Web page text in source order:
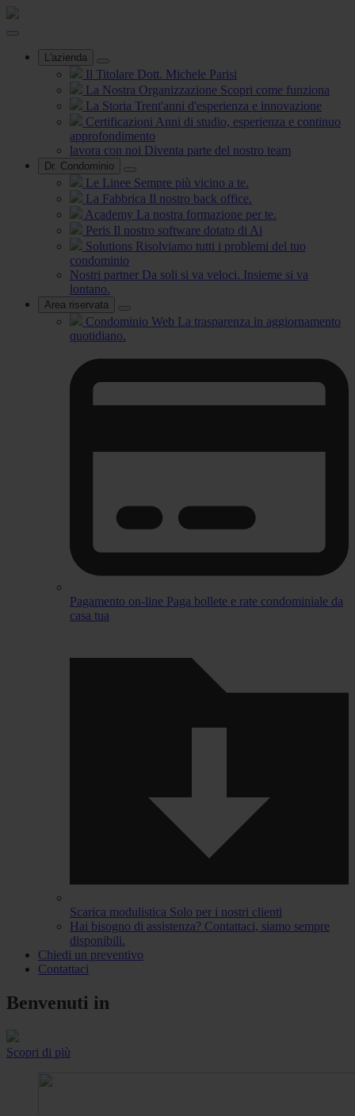
L'azienda
Il Titolare Dott. Michele Parisi
La Nostra Organizzazione Scopri come funziona
La Storia Trent'anni d'esperienza e innovazione
Certificazioni Anni di studio, esperienza e continuo
approfondimento
lavora con noi Diventa parte del nostro team
Dr. Condominio
Le Linee Sempre più vicino a te.
La Fabbrica Il nostro back office.
Academy La nostra formazione per te.
Peris Il nostro software dotato di Ai
Solutions Risolviamo tutti i problemi del tuo
condominio
Nostri partner Da soli si va veloci. Insieme si va
lontano.
Area riservata
Condominio Web La trasparenza in aggiornamento
quotidiano.
Pagamento on-line Paga bollete e rate condominiale da
casa tua
Scarica modulistica Solo per i nostri clienti
Hai bisogno di assistenza? Contattaci, siamo sempre
disponibili.
Chiedi un preventivo
Contattaci
Benvenuti in
Scopri di più